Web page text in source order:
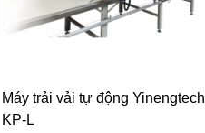
Máy trải vải tự động Yinengtech
KP-L